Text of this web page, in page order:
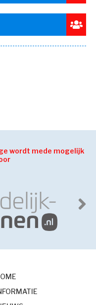
wordt mede mogelijk